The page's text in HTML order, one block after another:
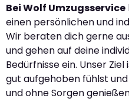
Bei Wolf Umzugsservice
einen persönlichen und
Wir beraten dich gerne
und gehen auf deine
Bedürfnisse ein. Unser
gut aufgehoben fühlst
und ohne Sorgen